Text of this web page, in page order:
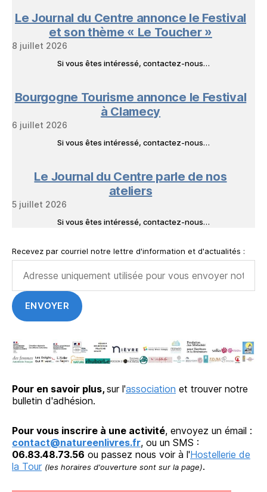
Le Journal du Centre annonce le Festival
et son thème « Le Toucher »
8 juillet 2026
Si vous êtes intéressé, contactez-nous…
Bourgogne Tourisme annonce le Festival
à Clamecy
6 juillet 2026
Si vous êtes intéressé, contactez-nous…
Le Journal du Centre parle de nos
ateliers
5 juillet 2026
Si vous êtes intéressé, contactez-nous…
Recevez par courriel notre lettre d'information et d'actualités :
Pour en savoir plus, sur l'association et trouver notre
bulletin d'adhésion.
Pour vous inscrire à une activité, envoyez un émail :
contact@natureenlivres.fr, ou un SMS :
06.83.48.73.56 ou passez nous voir à l'Hostellerie de
la Tour (les horaires d'ouverture sont sur la page).